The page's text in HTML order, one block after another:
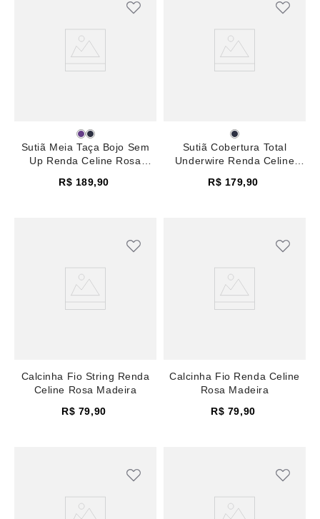
Sutiã Meia Taça Bojo Sem
Up Renda Celine Rosa
R$ 189,90
Sutiã Cobertura Total
Underwire Renda Celine
R$ 179,90
Calcinha Fio String Renda
Celine Rosa Madeira
R$ 79,90
Calcinha Fio Renda Celine
Rosa Madeira
R$ 79,90